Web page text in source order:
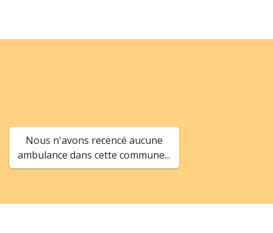
Nous n'avons recencé aucune
ambulance dans cette commune...